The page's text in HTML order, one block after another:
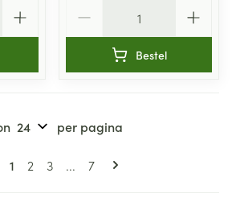
Bestel
Pagina's
U lees momenteel pagina
1 Pagina
2 Pagina
3 ... Pagina
7
per pagina